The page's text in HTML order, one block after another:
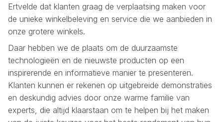
Ertvelde dat klanten graag de verplaatsing maken voor
de unieke winkelbeleving en service die we aanbieden in
onze grotere winkels.
Daar hebben we de plaats om de duurzaamste
technologieën en de nieuwste producten op een
inspirerende en informatieve manier te presenteren.
Klanten kunnen er rekenen op uitgebreide demonstraties
en deskundig advies door onze warme familie van
experts, die altijd klaarstaan om te helpen bij het maken